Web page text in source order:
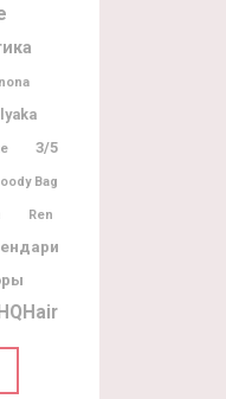
3/5
Bag
Ren
HQHair